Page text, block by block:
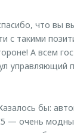
что вы
с такими
А всем
бы:
— очень